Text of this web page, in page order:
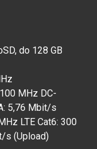
do 128 GB
MHz DC-
5,76 Mbit/s
LTE Cat6: 300
s (Upload)